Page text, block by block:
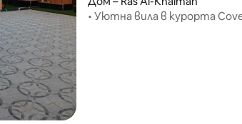
• Уютна вила в курорта